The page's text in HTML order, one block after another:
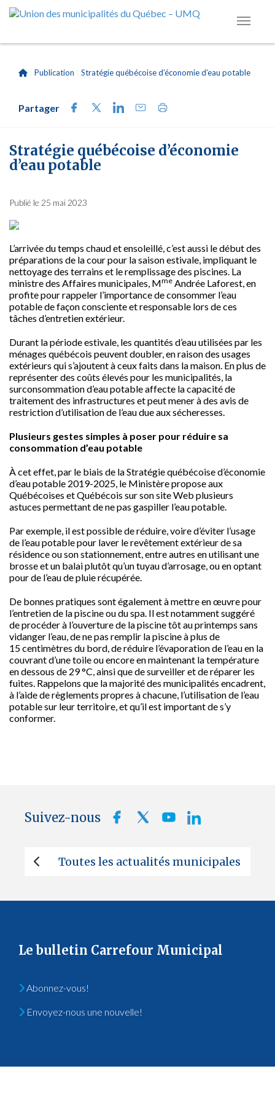
Publication Stratégie québécoise d’économie d’eau potable
Partager
Stratégie québécoise d’économie
d’eau potable
Publié le 25 mai 2023
L’arrivée du temps chaud et ensoleillé, c’est aussi le début des
préparations de la cour pour la saison estivale, impliquant le
nettoyage des terrains et le remplissage des piscines. La
ministre des Affaires municipales, Mme Andrée Laforest, en
profite pour rappeler l’importance de consommer l’eau
potable de façon consciente et responsable lors de ces
tâches d’entretien extérieur.
Durant la période estivale, les quantités d’eau utilisées par les
ménages québécois peuvent doubler, en raison des usages
extérieurs qui s’ajoutent à ceux faits dans la maison. En plus de
représenter des coûts élevés pour les municipalités, la
surconsommation d’eau potable affecte la capacité de
traitement des infrastructures et peut mener à des avis de
restriction d’utilisation de l’eau due aux sécheresses.
Plusieurs gestes simples à poser pour réduire sa
consommation d’eau potable
À cet effet, par le biais de la Stratégie québécoise d’économie
d’eau potable 2019-2025, le Ministère propose aux
Québécoises et Québécois sur son site Web plusieurs
astuces permettant de ne pas gaspiller l’eau potable.
Par exemple, il est possible de réduire, voire d’éviter l’usage
de l’eau potable pour laver le revêtement extérieur de sa
résidence ou son stationnement, entre autres en utilisant une
brosse et un balai plutôt qu’un tuyau d’arrosage, ou en optant
pour de l’eau de pluie récupérée.
De bonnes pratiques sont également à mettre en œuvre pour
l’entretien de la piscine ou du spa. Il est notamment suggéré
de procéder à l’ouverture de la piscine tôt au printemps sans
vidanger l’eau, de ne pas remplir la piscine à plus de
15 centimètres du bord, de réduire l’évaporation de l’eau en la
couvrant d’une toile ou encore en maintenant la température
en dessous de 29 °C, ainsi que de surveiller et de réparer les
fuites. Rappelons que la majorité des municipalités encadrent,
à l’aide de règlements propres à chacune, l’utilisation de l’eau
potable sur leur territoire, et qu’il est important de s’y
conformer.
Suivez-nous
Toutes les actualités municipales
Le bulletin Carrefour Municipal
Abonnez-vous!
Envoyez-nous une nouvelle!